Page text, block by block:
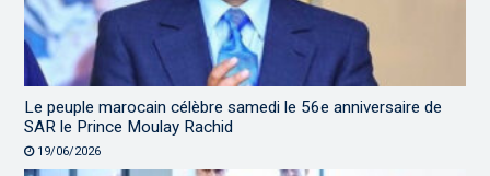
Le peuple marocain célèbre samedi le 56e anniversaire de
SAR le Prince Moulay Rachid
19/06/2026